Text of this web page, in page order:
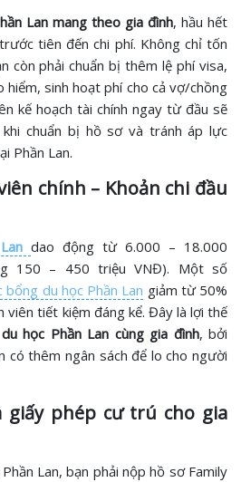
Lan mang theo gia đình, hầu hết
tiên đến chi phí. Không chỉ tốn
còn phải chuẩn bị thêm lệ phí visa,
hiểm, sinh hoạt phí cho cả vợ/chồng
kế hoạch tài chính ngay từ đầu sẽ
chuẩn bị hồ sơ và tránh áp lực
Phần Lan.
chính – Khoản chi đầu
dao động từ 6.000 – 18.000
150 – 450 triệu VNĐ). Một số
bổng du học Phần Lan giảm từ 50%
viên tiết kiệm đáng kể. Đây là lợi thế
du học Phần Lan cùng gia đình, bởi
có thêm ngân sách để lo cho người
giấy phép cư trú cho gia
Lan, bạn phải nộp hồ sơ Family